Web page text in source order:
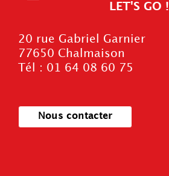
LET'S GO !
20 rue Gabriel Garnier
77650 Chalmaison
Tél : 01 64 08 60 75
Nous contacter